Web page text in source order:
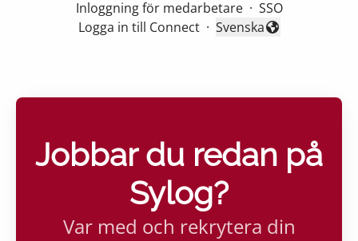
Inloggning för medarbetare · SSO
Logga in till Connect · Byt språk
Svenska
Jobbar du redan på
Sylog?
Var med och rekrytera din